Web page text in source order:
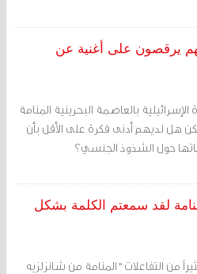
يرقصون على أغنية عن
بالعاصمة البحرينية المنامة
هل لديهم أدنى فكرة على الأقل بأن
حول الشذوذ الجنسي؟
لقد سمعتم الكلمة بشكل
من التفاعلات "المنامة من شانزلزيه